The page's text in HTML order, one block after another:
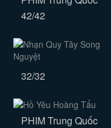
42/42
32/32
PHIM Trung Quốc